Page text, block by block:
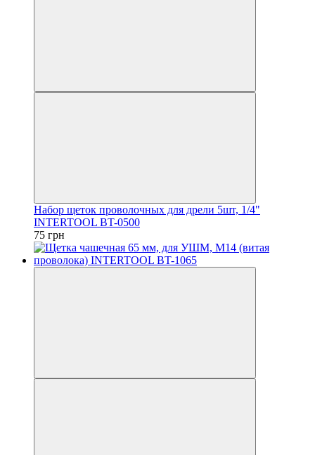
Набор щеток проволочных для дрели 5шт, 1/4"
INTERTOOL BT-0500
75 грн